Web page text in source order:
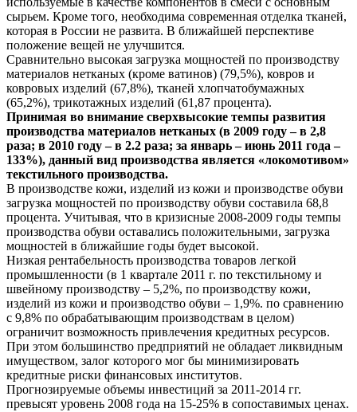
сырьем. Кроме того, необходима современная отделка тканей,
которая в России не развита. В ближайшей перспективе
положение вещей не улучшится.
Сравнительно высокая загрузка мощностей по производству
материалов нетканых (кроме ватинов) (79,5%), ковров и
ковровых изделий (67,8%), тканей хлопчатобумажных
(65,2%), трикотажных изделий (61,87 процента).
Принимая во внимание сверхвысокие темпы развития
производства материалов нетканых (в 2009 году – в 2,8
раза; в 2010 году – в 2.2 раза; за январь – июнь 2011 года –
133%), данный вид производства является «локомотивом»
текстильного производства.
В производстве кожи, изделий из кожи и производстве обуви
загрузка мощностей по производству обуви составила 68,8
процента. Учитывая, что в кризисные 2008-2009 годы темпы
производства обуви оставались положительными, загрузка
мощностей в ближайшие годы будет высокой.
Низкая рентабельность производства товаров легкой
промышленности (в 1 квартале 2011 г. по текстильному и
швейному производству – 5,2%, по производству кожи,
изделий из кожи и производство обуви – 1,9%. по сравнению
с 9,8% по обрабатывающим производствам в целом)
ограничит возможность привлечения кредитных ресурсов.
При этом большинство предприятий не обладает ликвидным
имуществом, залог которого мог бы минимизировать
кредитные риски финансовых институтов.
Прогнозируемые объемы инвестиций за 2011-2014 гг.
превысят уровень 2008 года на 15-25% в сопоставимых ценах.